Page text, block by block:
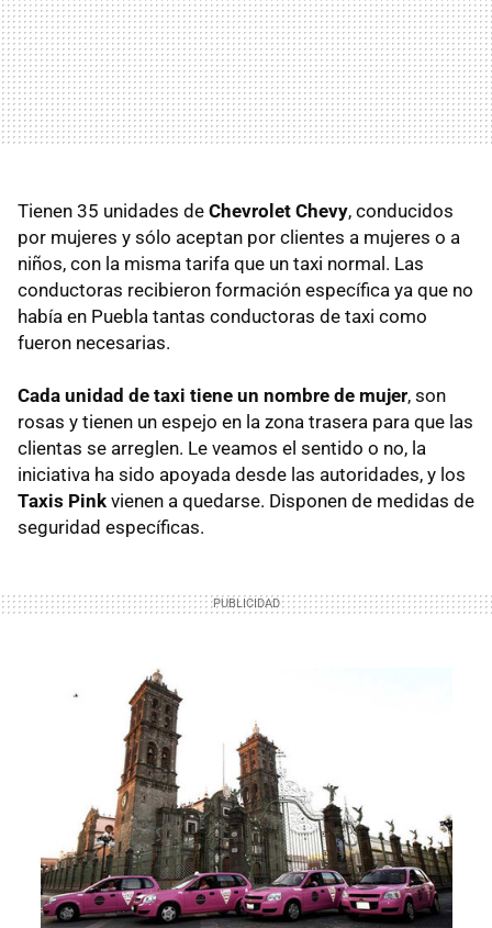
Tienen 35 unidades de Chevrolet Chevy, conducidos
por mujeres y sólo aceptan por clientes a mujeres o a
niños, con la misma tarifa que un taxi normal. Las
conductoras recibieron formación específica ya que no
había en Puebla tantas conductoras de taxi como
fueron necesarias.
Cada unidad de taxi tiene un nombre de mujer, son
rosas y tienen un espejo en la zona trasera para que las
clientas se arreglen. Le veamos el sentido o no, la
iniciativa ha sido apoyada desde las autoridades, y los
Taxis Pink vienen a quedarse. Disponen de medidas de
seguridad específicas.